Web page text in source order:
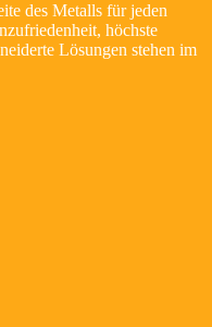
des Metalls für jeden
höchste
Lösungen stehen im